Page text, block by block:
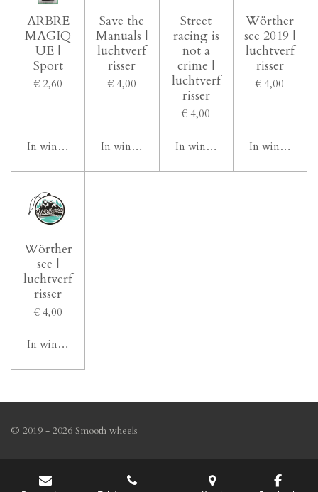
ARBRE
MAGIQ
UE |
Sport
€ 2,60
In winkelwagen
Save the
Manuals |
luchtverf
risser
€ 4,00
In winkelwagen
Street
racing is
not a
crime |
luchtverf
risser
€ 4,00
In winkelwagen
Wörther
see 2019 |
luchtverf
risser
€ 4,00
In
Wörther
see |
luchtverf
risser
€ 4,00
In winkelwagen
© 2019 - 2026 Smooth wheels